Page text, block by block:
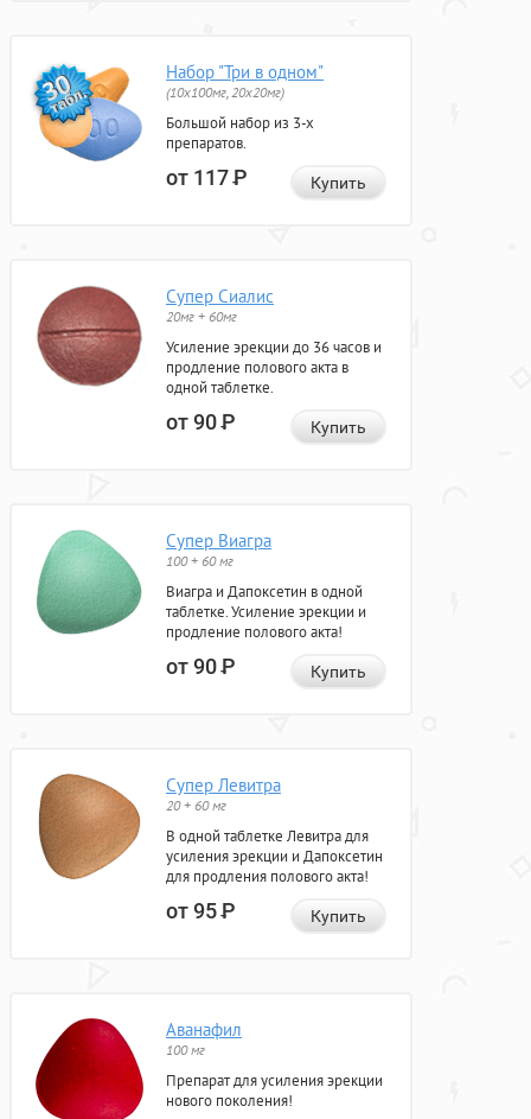
Набор "Три в одном"
(10x100мг, 20x20мг)
Большой набор из 3-х
препаратов.
от 117Р Купить
Супер Сиалис
20мг + 60мг
Усиление эрекции до 36 часов и
продление полового акта в
одной таблетке.
от 90Р Купить
Супер Виагра
100 + 60 мг
Виагра и Дапоксетин в одной
таблетке. Усиление эрекции и
продление полового акта!
от 90Р Купить
Супер Левитра
20 + 60 мг
В одной таблетке Левитра для
усиления эрекции и Дапоксетин
для продления полового акта!
от 95Р Купить
Аванафил
100 мг
Препарат для усиления эрекции
нового поколения!